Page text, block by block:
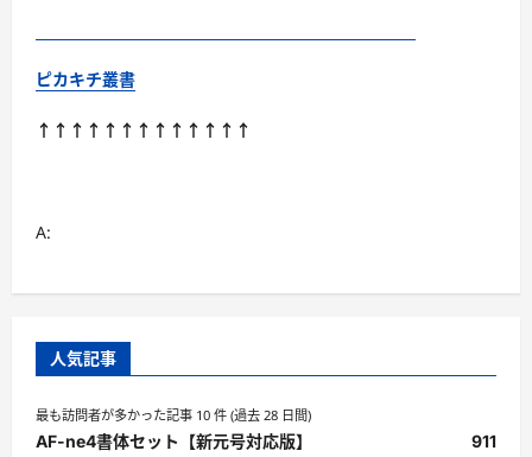
ピカキチ叢書
↑↑↑↑↑↑↑↑↑↑↑↑↑
A:
人気記事
最も訪問者が多かった記事 10 件 (過去 28 日間)
AF-ne4書体セット【新元号対応版】 911